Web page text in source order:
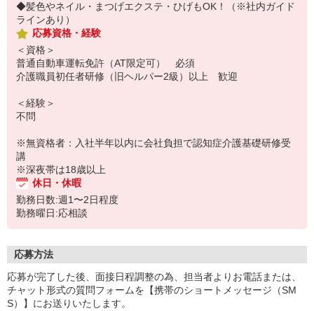
◆髪色やネイル・まつげエクステ・ひげもOK！（※社内ガイド
ラインあり）
応募資格・経験
＜資格＞
普通自動車運転免許（AT限定可） 必須
介護職員初任者研修（旧ヘルパー2級）以上 歓迎
＜経験＞
不問
※無資格者：入社半年以内に会社負担で認知症介護基礎研修受
講
※深夜帯は18歳以上
休日・休暇
勤務日数:週1〜2日程度
勤務曜日:応相談
応募方法
応募が完了した後、面接日程調整の為、担当者よりお電話または、
チャット形式の質問フォームを【携帯のショートメッセージ（SM
S）】にお送りいたします。